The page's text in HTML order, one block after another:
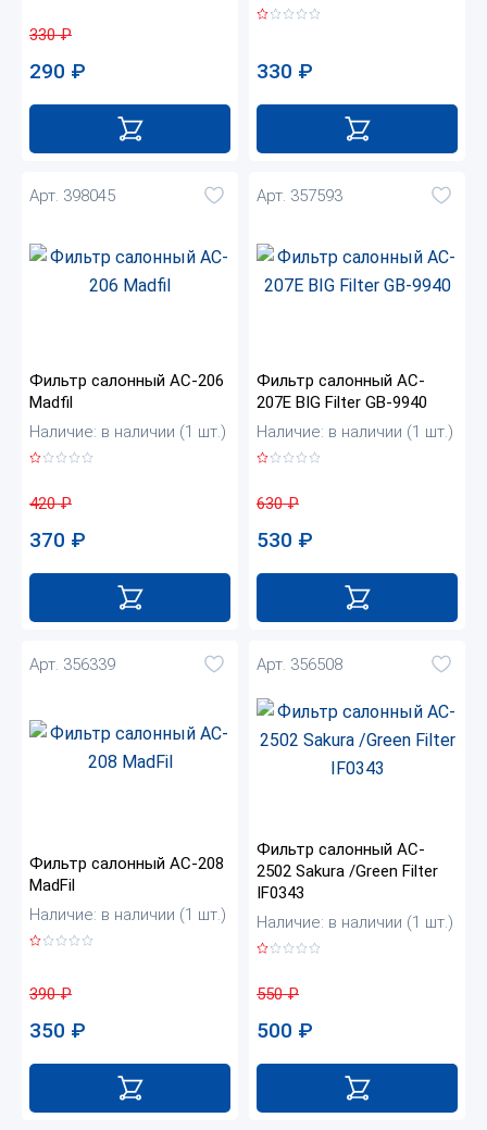
330₽
290 ₽ 330 ₽
Арт. 398045
Фильтр салонный AC-206
Madfil
Наличие: в наличии (1 шт.)
420₽
370 ₽
Арт. 357593
Фильтр салонный AC-
207E BIG Filter GB-9940
Наличие: в наличии (1 шт.)
630₽
530 ₽
Арт. 356339
Фильтр салонный AC-208
MadFil
Наличие: в наличии (1 шт.)
390₽
350 ₽
Арт. 356508
Фильтр салонный AC-
2502 Sakura /Green Filter
IF0343
Наличие: в наличии (1 шт.)
550₽
500 ₽